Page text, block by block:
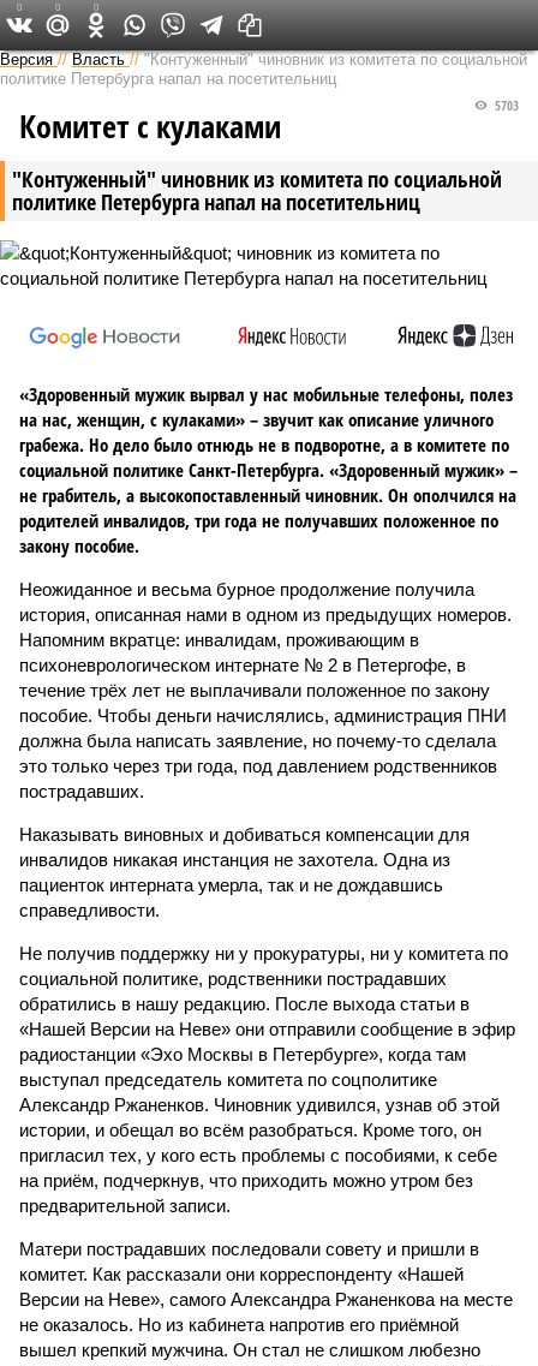
Версия на Неве
Версия //Власть //"Контуженный" чиновник из комитета по социальной
политике Петербурга напал на посетительниц
"Контуженный" чиновник из комитета по социальной
политике Петербурга напал на посетительниц
5703
Комитет с кулаками
«Здоровенный мужик вырвал у нас мобильные телефоны, полез
на нас, женщин, с кулаками» – звучит как описание уличного
грабежа. Но дело было отнюдь не в подворотне, а в комитете по
социальной политике Санкт-Петербурга. «Здоровенный мужик» –
не грабитель, а высокопоставленный чиновник. Он ополчился на
родителей инвалидов, три года не получавших положенное по
закону пособие.
Неожиданное и весьма бурное продолжение получила
история, описанная нами в одном из предыдущих номеров.
Напомним вкратце: инвалидам, проживающим в
психоневрологическом интернате № 2 в Петергофе, в
течение трёх лет не выплачивали положенное по закону
пособие. Чтобы деньги начислялись, администрация ПНИ
должна была написать заявление, но почему-то сделала
это только через три года, под давлением родственников
пострадавших.
Наказывать виновных и добиваться компенсации для
инвалидов никакая инстанция не захотела. Одна из
пациенток интерната умерла, так и не дождавшись
справедливости.
Не получив поддержку ни у прокуратуры, ни у комитета по
социальной политике, родственники пострадавших
обратились в нашу редакцию. После выхода статьи в
«Нашей Версии на Неве» они отправили сообщение в эфир
радиостанции «Эхо Москвы в Петербурге», когда там
выступал председатель комитета по соцполитике
Александр Ржаненков. Чиновник удивился, узнав об этой
истории, и обещал во всём разобраться. Кроме того, он
пригласил тех, у кого есть проблемы с пособиями, к себе
на приём, подчеркнув, что приходить можно утром без
предварительной записи.
Матери пострадавших последовали совету и пришли в
комитет. Как рассказали они корреспонденту «Нашей
Версии на Неве», самого Александра Ржаненкова на месте
не оказалось. Но из кабинета напротив его приёмной
вышел крепкий мужчина. Он стал не слишком любезно
0 0 0